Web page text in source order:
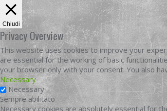
Chiudi
Privacy Overview
This website uses cookies to improve your
are essential for the working of basic
your browser only with your consent. You also
Necessary
Necessary
Sempre abilitato
Necessary cookies are absolutely essential for